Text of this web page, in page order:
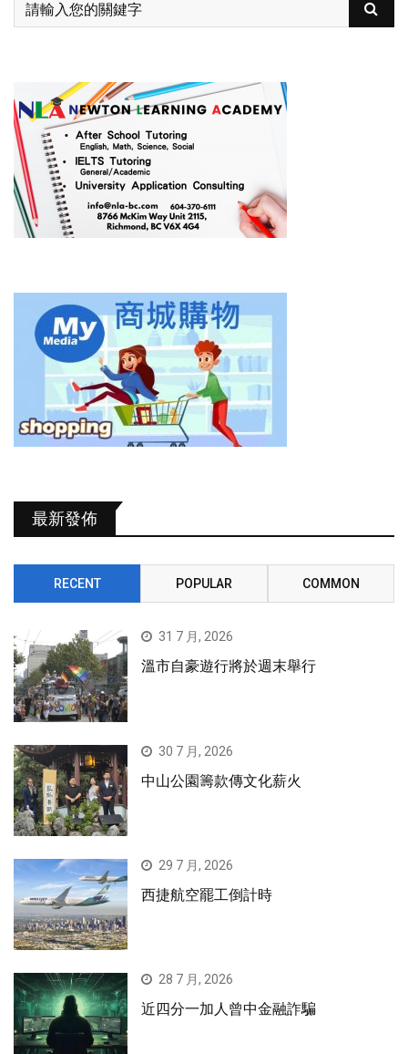
最新發佈
RECENT POPULAR COMMON
31 7 月, 2026
溫市自豪遊行將於週末舉行
30 7 月, 2026
中山公園籌款傳文化薪火
29 7 月, 2026
西捷航空罷工倒計時
28 7 月, 2026
近四分一加人曾中金融詐騙